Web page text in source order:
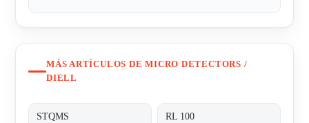
MÁS ARTÍCULOS DE MICRO DETECTORS /
DIELL
STQMS RL 100